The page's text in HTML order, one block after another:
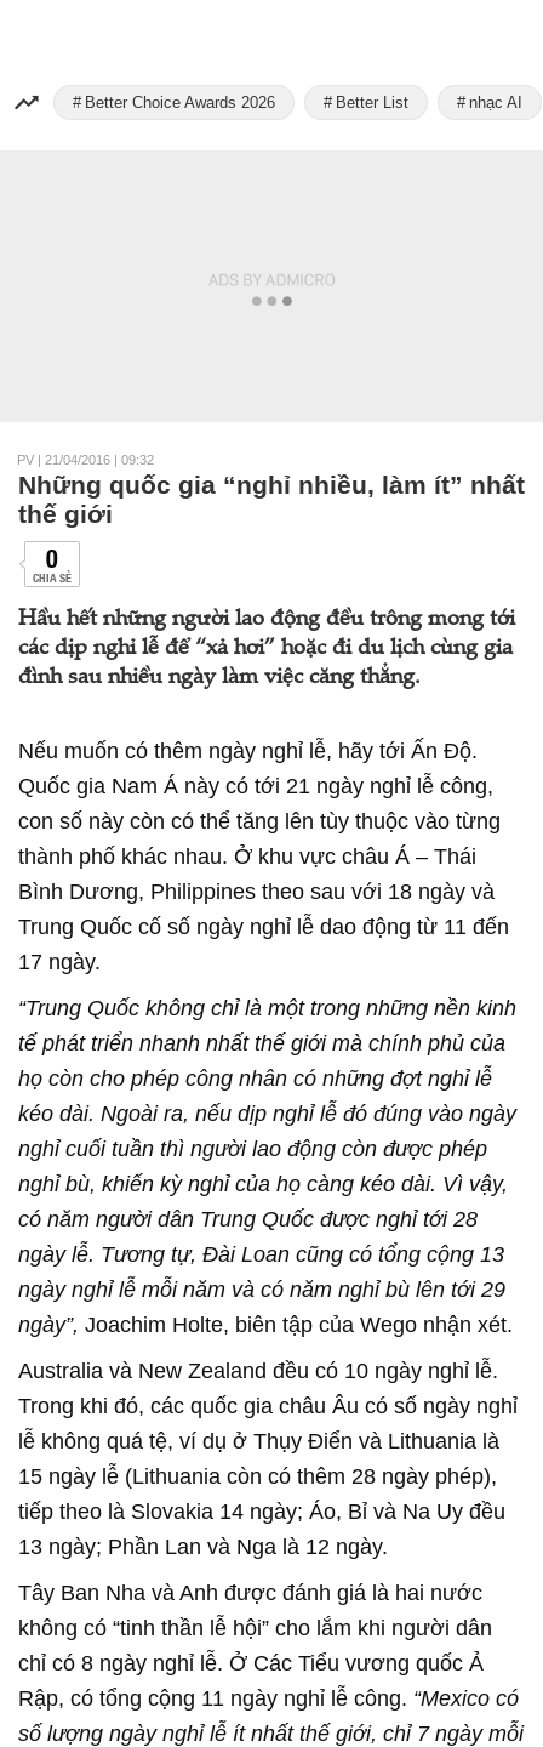
Better Choice Awards 2026 Better List nhạc AI
PV | 21/04/2016 | 09:32
Những quốc gia “nghỉ nhiều, làm ít” nhất
thế giới
0
CHIA SẺ
Hầu hết những người lao động đều trông mong tới
các dịp nghỉ lễ để “xả hơi” hoặc đi du lịch cùng gia
đình sau nhiều ngày làm việc căng thẳng.
Nếu muốn có thêm ngày nghỉ lễ, hãy tới Ấn Độ.
Quốc gia Nam Á này có tới 21 ngày nghỉ lễ công,
con số này còn có thể tăng lên tùy thuộc vào từng
thành phố khác nhau. Ở khu vực châu Á – Thái
Bình Dương, Philippines theo sau với 18 ngày và
Trung Quốc cố số ngày nghỉ lễ dao động từ 11 đến
17 ngày.
“Trung Quốc không chỉ là một trong những nền kinh
tế phát triển nhanh nhất thế giới mà chính phủ của
họ còn cho phép công nhân có những đợt nghỉ lễ
kéo dài. Ngoài ra, nếu dịp nghỉ lễ đó đúng vào ngày
nghỉ cuối tuần thì người lao động còn được phép
nghỉ bù, khiến kỳ nghỉ của họ càng kéo dài. Vì vậy,
có năm người dân Trung Quốc được nghỉ tới 28
ngày lễ. Tương tự, Đài Loan cũng có tổng cộng 13
ngày nghỉ lễ mỗi năm và có năm nghỉ bù lên tới 29
ngày”, Joachim Holte, biên tập của Wego nhận xét.
Australia và New Zealand đều có 10 ngày nghỉ lễ.
Trong khi đó, các quốc gia châu Âu có số ngày nghỉ
lễ không quá tệ, ví dụ ở Thụy Điển và Lithuania là
15 ngày lễ (Lithuania còn có thêm 28 ngày phép),
tiếp theo là Slovakia 14 ngày; Áo, Bỉ và Na Uy đều
13 ngày; Phần Lan và Nga là 12 ngày.
Tây Ban Nha và Anh được đánh giá là hai nước
không có “tinh thần lễ hội” cho lắm khi người dân
chỉ có 8 ngày nghỉ lễ. Ở Các Tiểu vương quốc Ả
Rập, có tổng cộng 11 ngày nghỉ lễ công. “Mexico có
số lượng ngày nghỉ lễ ít nhất thế giới, chỉ 7 ngày mỗi